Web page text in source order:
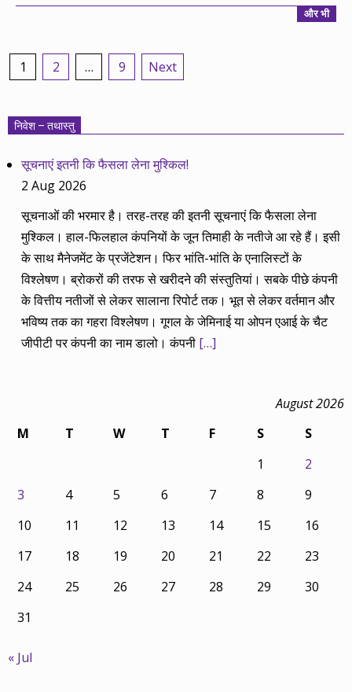
और भी
Posts
1 2 … 9 Next
निवेश – तथास्तु
सूचनाएं इतनी कि फैसला लेना मुश्किल!
2 Aug 2026
सूचनाओं की भरमार है। तरह-तरह की इतनी सूचनाएं कि फैसला लेना
मुश्किल। हाल-फिलहाल कंपनियों के जून तिमाही के नतीजे आ रहे हैं। इसी
के साथ मैनेजमेंट के प्रजेंटेशन। फिर भांति-भांति के एनालिस्टों के
विश्लेषण। ब्रोकरों की तरफ से खरीदने की संस्तुतियां। सबके पीछे कंपनी
के वित्तीय नतीजों से लेकर सालाना रिपोर्ट तक। भूत से लेकर वर्तमान और
भविष्य तक का गहरा विश्लेषण। गूगल के जेमिनाई या ओपन एआई के चैट
जीपीटी पर कंपनी का नाम डालो। कंपनी […]
August 2026
M
T W T F S
S
1
2
3
4 5 6 7 8
9
10
11 12 13 14 15
16
17
18 19 20 21 22
23
24
25 26 27 28 29
30
31
« Jul